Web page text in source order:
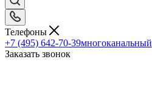
Телефоны
+7 (495) 642-70-39многоканальный
Заказать звонок